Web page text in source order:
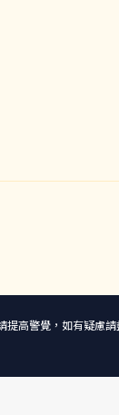
高警覺，如有疑慮